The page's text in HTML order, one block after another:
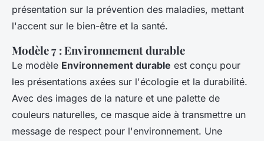
présentation sur la prévention des maladies, mettant
l'accent sur le bien-être et la santé.
Modèle 7 : Environnement durable
Le modèle Environnement durable est conçu pour
les présentations axées sur l'écologie et la durabilité.
Avec des images de la nature et une palette de
couleurs naturelles, ce masque aide à transmettre un
message de respect pour l'environnement. Une